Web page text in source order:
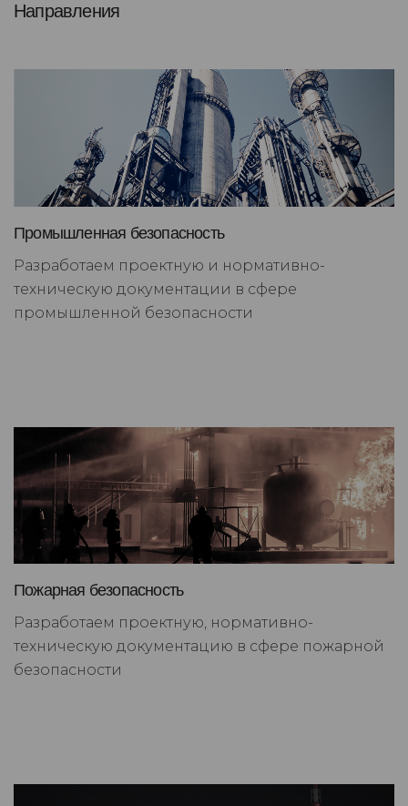
Направления
Промышленная безопасность
Разработаем проектную и нормативно-
техническую документации в сфере
промышленной безопасности
Пожарная безопасность
Разработаем проектную, нормативно-
техническую документацию в сфере пожарной
безопасности